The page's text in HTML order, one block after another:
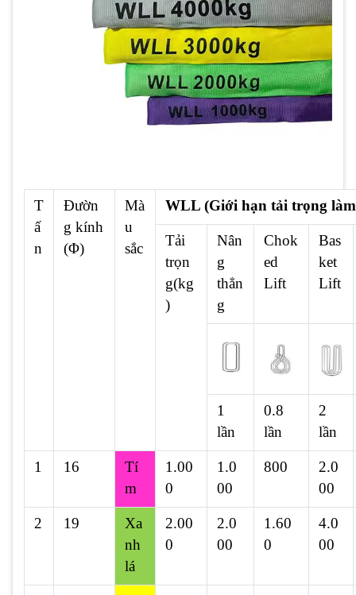
T
ấ
n
Đườn
g kính
(Φ)
Mà
u
sắc
WLL (Giới hạn tải trọng
Tải
trọn
g(kg
)
Nân
g
thẳn
g
Chok
ed
Lift
Bas
ket
Lift
1
lần
0.8
lần
2
lần
1 16
Tí
m
1.00
0
1.0
00
800
2.0
00
2 19
Xa
nh
lá
2.00
0
2.0
00
1.60
0
4.0
00